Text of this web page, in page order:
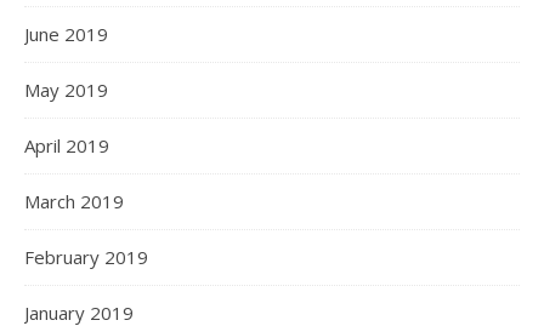
June 2019
May 2019
April 2019
March 2019
February 2019
January 2019